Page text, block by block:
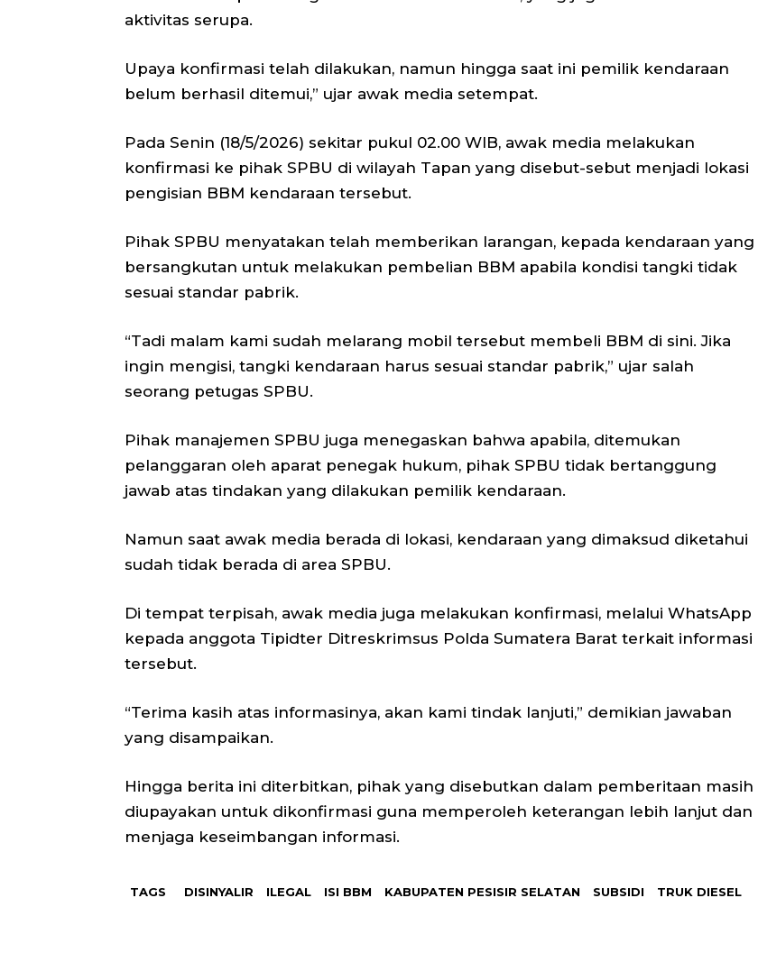
aktivitas serupa.
Upaya konfirmasi telah dilakukan, namun hingga saat ini pemilik kendaraan
belum berhasil ditemui,” ujar awak media setempat.
Pada Senin (18/5/2026) sekitar pukul 02.00 WIB, awak media melakukan
konfirmasi ke pihak SPBU di wilayah Tapan yang disebut-sebut menjadi lokasi
pengisian BBM kendaraan tersebut.
Pihak SPBU menyatakan telah memberikan larangan, kepada kendaraan yang
bersangkutan untuk melakukan pembelian BBM apabila kondisi tangki tidak
sesuai standar pabrik.
“Tadi malam kami sudah melarang mobil tersebut membeli BBM di sini. Jika
ingin mengisi, tangki kendaraan harus sesuai standar pabrik,” ujar salah
seorang petugas SPBU.
Pihak manajemen SPBU juga menegaskan bahwa apabila, ditemukan
pelanggaran oleh aparat penegak hukum, pihak SPBU tidak bertanggung
jawab atas tindakan yang dilakukan pemilik kendaraan.
Namun saat awak media berada di lokasi, kendaraan yang dimaksud diketahui
sudah tidak berada di area SPBU.
Di tempat terpisah, awak media juga melakukan konfirmasi, melalui WhatsApp
kepada anggota Tipidter Ditreskrimsus Polda Sumatera Barat terkait informasi
tersebut.
“Terima kasih atas informasinya, akan kami tindak lanjuti,” demikian jawaban
yang disampaikan.
Hingga berita ini diterbitkan, pihak yang disebutkan dalam pemberitaan masih
diupayakan untuk dikonfirmasi guna memperoleh keterangan lebih lanjut dan
menjaga keseimbangan informasi.
TAGS DISINYALIR ILEGAL ISI BBM KABUPATEN PESISIR SELATAN SUBSIDI TRUK DIESEL